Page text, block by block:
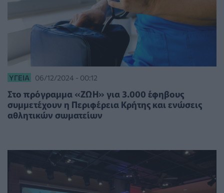
ΥΓΕΊΑ 06/12/2024 - 00:12
Στο πρόγραμμα «ΖΩΗ» για 3.000 έφηβους
συμμετέχουν η Περιφέρεια Κρήτης και ενώσεις
αθλητικών σωματείων